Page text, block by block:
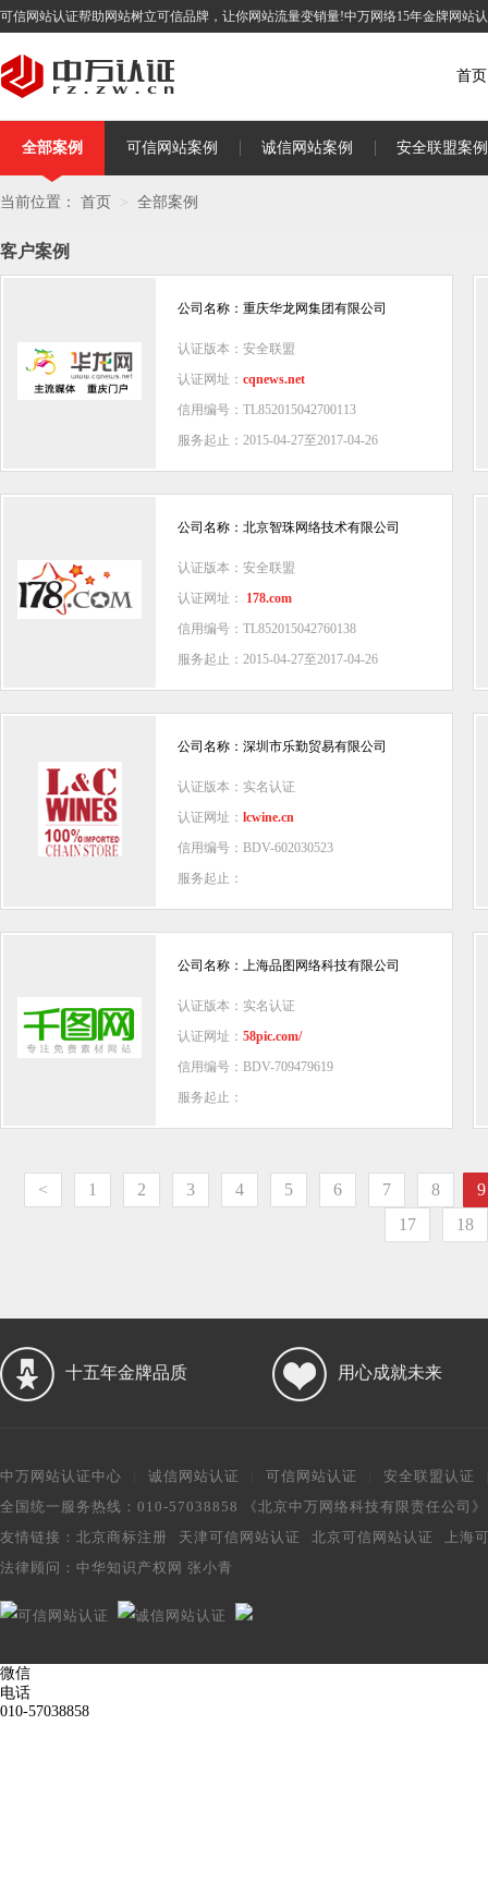
可信网站认证帮助网站树立可信品牌，让你网站流量变销量!中万网络15年金牌网站
首页
全部案例 可信网站案例 诚信网站案例 安全联盟案例
当前位置： 首页 > 全部案例
客户案例
公司名称：重庆华龙网集团有限公司
认证版本：安全联盟
认证网址： cqnews.net
信用编号：TL852015042700113
服务起止：2015-04-27至2017-04-26
公司名称：北京智珠网络技术有限公司
认证版本：安全联盟
认证网址：
178.com
信用编号：TL852015042760138
服务起止：2015-04-27至2017-04-26
公司名称：深圳市乐勤贸易有限公司
认证版本：实名认证
认证网址： lcwine.cn
信用编号：BDV-602030523
服务起止：
公司名称：上海品图网络科技有限公司
认证版本：实名认证
认证网址： 58pic.com/
信用编号：BDV-709479619
服务起止：
< 1 2 3 4 5 6 7 8
9
17
18
十五年金牌品质 用心成就未来
中万网站认证中心 诚信网站认证 可信网站认证 安全联盟认证
全国统一服务热线：010-57038858 《北京中万网络科技有限责任公司
友情链接： 北京商标注册 天津可信网站认证 北京可信网站认证
上海
法律顾问： 中华知识产权网 张小青
微信
电话
010-57038858